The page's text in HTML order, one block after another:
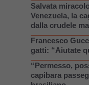
Salvata
Venezuela, la
dalla crudele
Francesco
gatti: “Aiutate
“Permesso,
capibara